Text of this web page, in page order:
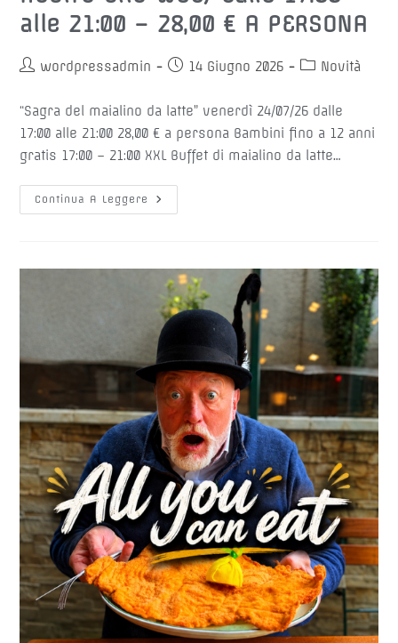
alle 21:00 – 28,00 € A PERSONA
Autorewordpressadmin
Articolo
14 Giugno 2026
Categoria
Novità
“Sagra del maialino da latte” venerdì 24/07/26 dalle
17:00 alle 21:00 28,00 € a persona Bambini fino a 12 anni
gratis 17:00 – 21:00 XXL Buffet di maialino da latte…
Continua A Leggere 🐷
SAGRA
BUFFET
“ALL
YOU
CAN
EAT”
Ven
24/07/2026
(solo
Con
Pagamento
Anticipato
Sul
Nostro
Sito
Web)
Dalle
17:00
Alle
21:00
–
28,00
€
A
PERSONA